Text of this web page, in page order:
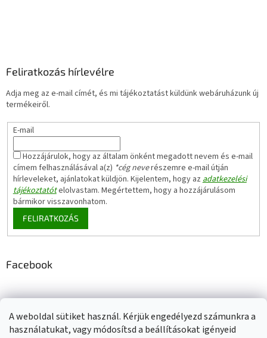
A weboldal sütiket használ. Kérjük engedélyezd számunkra a
használatukat, vagy módosítsd a beállításokat igényeid
Feliratkozás hírlevélre
Adja meg az e-mail címét, és mi tájékoztatást küldünk webáruházunk új
termékeiről.
E-mail
Hozzájárulok, hogy az általam önként megadott nevem és e-mail
címem felhasználásával a(z) *cég neverészemre e-mail útján
hírleveleket, ajánlatokat küldjön. Kijelentem, hogy azadatkezelési
tájékoztatótelolvastam. Megértettem, hogy a hozzájárulásom
bármikor visszavonhatom.
FELIRATKOZÁS
Facebook
Adatkezelési tájékoztató Elérhetőségeink Impresszum
Üzleti feltételek (ÁSZF) Jótállási tájékoztató